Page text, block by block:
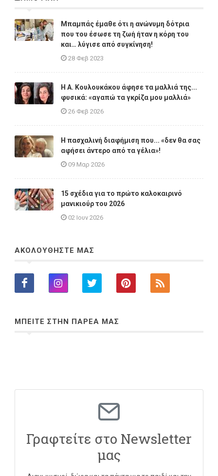
Μπαμπάς έμαθε ότι η ανώνυμη δότρια
που του έσωσε τη ζωή ήταν η κόρη του
και… λύγισε από συγκίνηση!
28 Φεβ 2023
Η A. Κουλουκάκου άφησε τα μαλλιά της...
φυσικά: «αγαπώ τα γκρίζα μου μαλλιά»
26 Φεβ 2026
Η πασχαλινή διαφήμιση που... «δεν θα σας
αφήσει άντερο από τα γέλια»!
09 Μαρ 2026
15 σχέδια για το πρώτο καλοκαιρινό
μανικιούρ του 2026
02 Ιουν 2026
ΑΚΟΛΟΥΘΗΣΤΕ ΜΑΣ
ΜΠΕΙΤΕ ΣΤΗΝ ΠΑΡΕΑ ΜΑΣ
Γραφτείτε στο Newsletter
μας